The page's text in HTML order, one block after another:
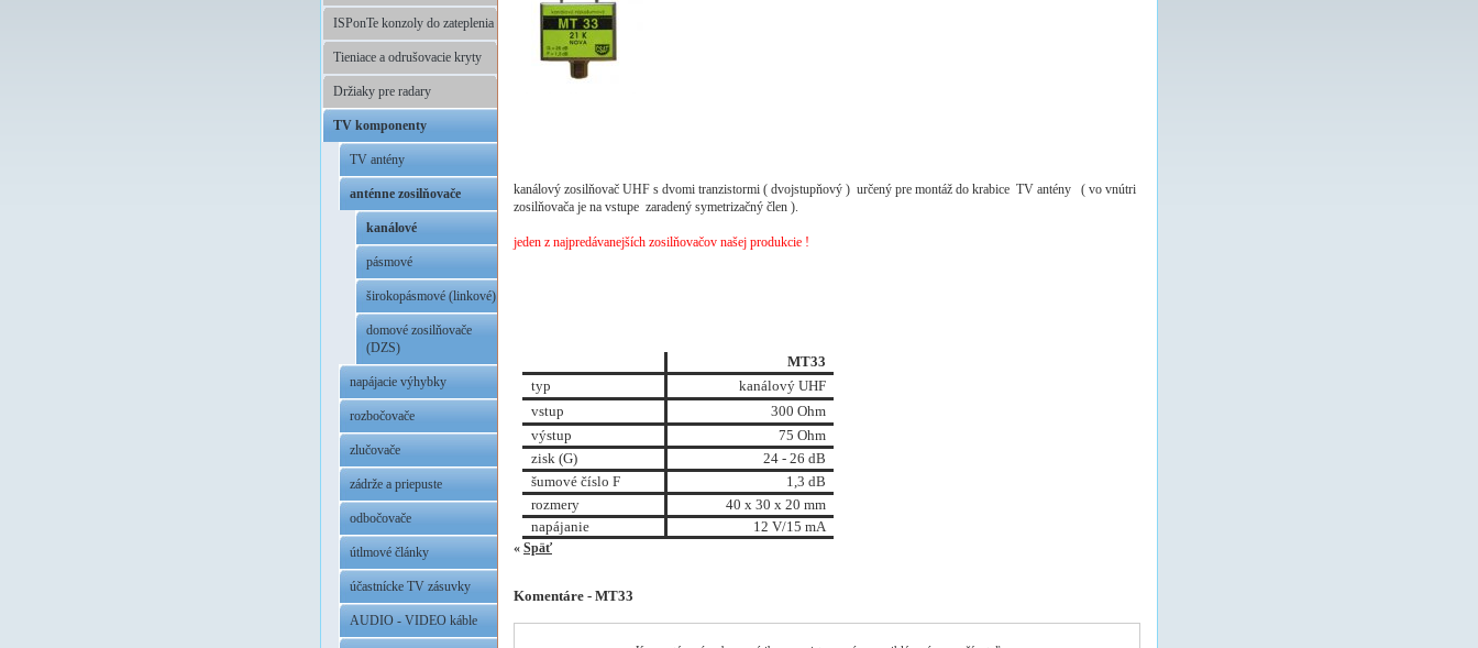
ISPonTe konzoly do zateplenia
Tieniace a odrušovacie kryty
Držiaky pre radary
TV komponenty
TV antény
anténne zosilňovače
kanálové
pásmové
širokopásmové (linkové)
domové zosilňovače
(DZS)
napájacie výhybky
rozbočovače
zlučovače
zádrže a priepuste
odbočovače
útlmové články
účastnícke TV zásuvky
AUDIO - VIDEO káble
kanálový zosilňovač UHF s dvomi tranzistormi ( dvojstupňový ) určený pre montáž do krabice TV antény ( vo vnútri
zosilňovača je na vstupe zaradený symetrizačný člen ).
jeden z najpredávanejších zosilňovačov našej produkcie !
MT33
typ
kanálový UHF
vstup
300 Ohm
výstup
75 Ohm
zisk (G)
24 - 26 dB
šumové číslo F
1,3 dB
rozmery
40 x 30 x 20 mm
napájanie
12 V/15 mA
« Späť
Komentáre - MT33